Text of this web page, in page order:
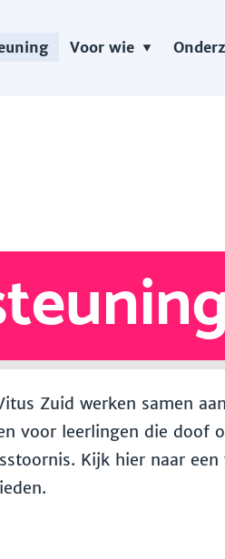
Voor wie
Zuid werken samen
voor leerlingen die doof
Kijk hier naar een